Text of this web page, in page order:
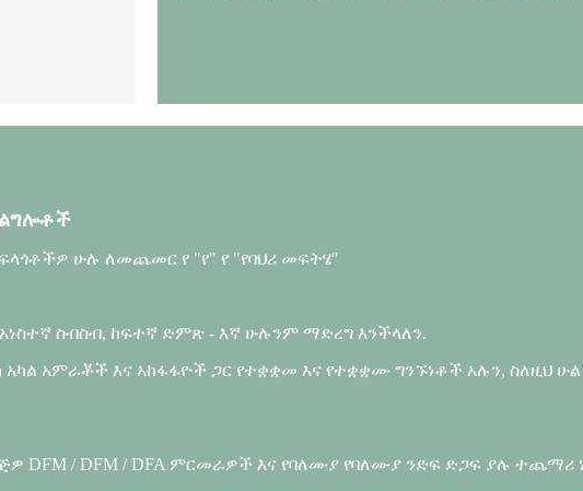
ሁሉ ለመጨመር የ "የ" የ "የባህሪ መፍትሄ"
ስብስብ, ከፍተኛ ድምጽ - እኛ ሁሉንም ማድረግ እንችላለን.
አምራቾች እና አከፋፋዮች ጋር የተቋቋመ እና የተቋቋሙ ግንኙነቶች አሉን,
DFM / DFM / DFA ምርመራዎች እና የባለሙያ የባለሙያ ንድፍ ድጋፍ ያሉ ተጨማሪ